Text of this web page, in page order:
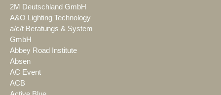
2M Deutschland GmbH
A&O Lighting Technology
a/c/t Beratungs & System
GmbH
Abbey Road Institute
Absen
AC Event
ACB